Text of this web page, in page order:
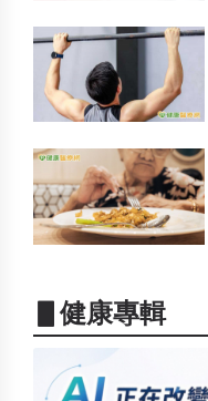
▋健康專輯